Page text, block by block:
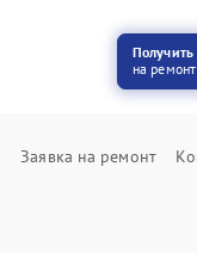
на
Заявка на ремонт